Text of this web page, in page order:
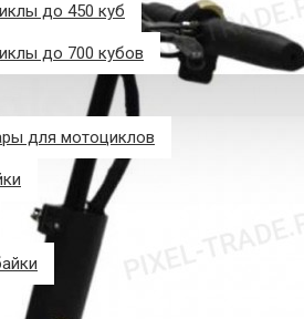
до 450 куб
до 700 кубов
для мотоциклов